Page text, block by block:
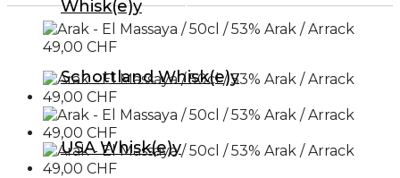
Armagnac
Baijiu
Brandy
Cachaca
Whisk(e)y
Schottland Whisk(e)y
USA Whisk(e)y